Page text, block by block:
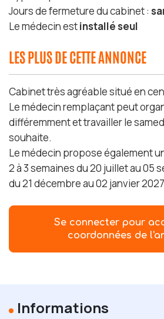
Jours de fermeture du cabinet :
Le médecin estinstallé seul
LES PLUS DE CETTE ANNONCE
Cabinet très agréable situé en
Le médecin remplaçant peut
différemment et travailler le
souhaite.
Le médecin propose également
2 à 3 semaines du 20 juillet au 05
du 21 décembre au 02 janvier
Se connecter pour
coordonnées de
Informations